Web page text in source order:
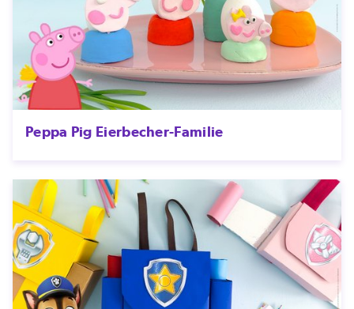
Peppa Pig Eierbecher-Familie